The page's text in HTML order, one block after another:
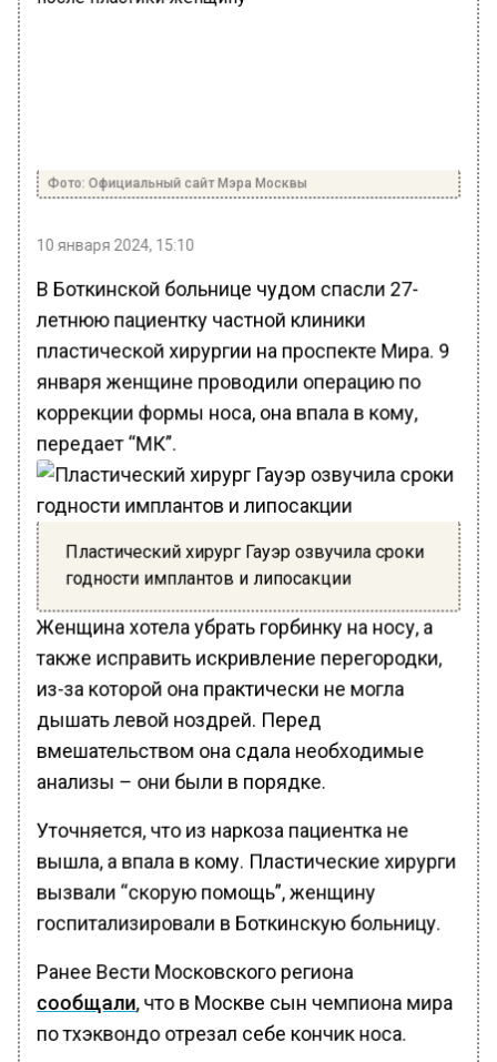
Фото: Официальный сайт Мэра Москвы
10 января 2024, 15:10
В Боткинской больнице чудом спасли 27-
летнюю пациентку частной клиники
пластической хирургии на проспекте Мира. 9
января женщине проводили операцию по
коррекции формы носа, она впала в кому,
передает “МК”.
Пластический хирург Гауэр озвучила сроки
годности имплантов и липосакции
Женщина хотела убрать горбинку на носу, а
также исправить искривление перегородки,
из-за которой она практически не могла
дышать левой ноздрей. Перед
вмешательством она сдала необходимые
анализы – они были в порядке.
Уточняется, что из наркоза пациентка не
вышла, а впала в кому. Пластические хирурги
вызвали “скорую помощь”, женщину
госпитализировали в Боткинскую больницу.
Ранее Вести Московского региона
сообщали, что в Москве сын чемпиона мира
по тхэквондо отрезал себе кончик носа.